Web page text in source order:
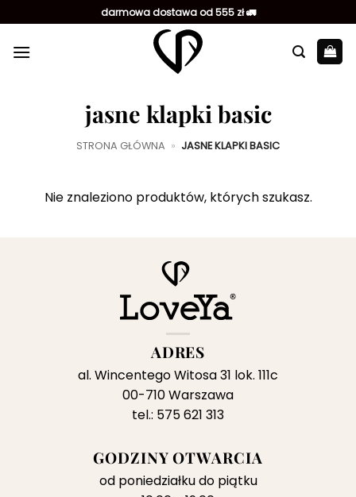
do
zawartości
darmowa dostawa od 555 zł 🚛
jasne klapki basic
STRONA GŁÓWNA » JASNE KLAPKI BASIC
Nie znaleziono produktów, których szukasz.
ADRES
al. Wincentego Witosa 31 lok. 111c
00-710 Warszawa
tel.: 575 621 313
GODZINY OTWARCIA
od poniedziałku do piątku